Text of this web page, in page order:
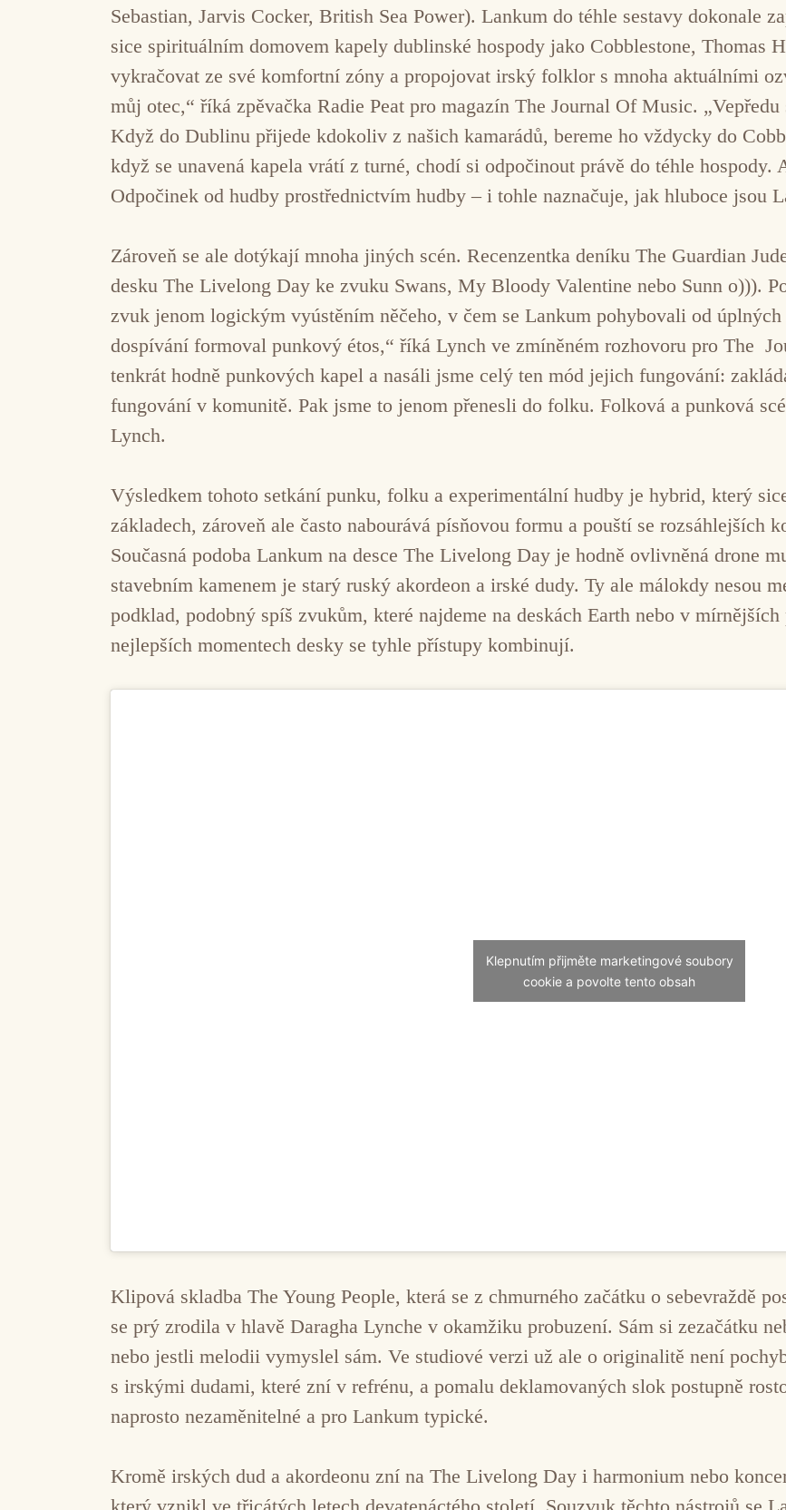
Sebastian, Jarvis Cocker, British Sea Power). Lankum do téhle sestavy dokonale
sice spirituálním domovem kapely dublinské hospody jako Cobblestone, Thomas
vykračovat ze své komfortní zóny a propojovat irský folklor s mnoha aktuálními
můj otec,“ říká zpěvačka Radie Peat pro magazín The Journal Of Music.
Když do Dublinu přijede kdokoliv z našich kamarádů, bereme ho vždycky do
když se unavená kapela vrátí z turné, chodí si odpočinout právě do téhle
Odpočinek od hudby prostřednictvím hudby – i tohle naznačuje, jak hluboce jsou
Zároveň se ale dotýkají mnoha jiných scén. Recenzentka deníku The Guardian
desku The Livelong Day ke zvuku Swans, My Bloody Valentine nebo Sunn o))).
zvuk jenom logickým vyústěním něčeho, v čem se Lankum pohybovali od
dospívání formoval punkový étos,“ říká Lynch ve zmíněném rozhovoru pro The
tenkrát hodně punkových kapel a nasáli jsme celý ten mód jejich fungování:
fungování v komunitě. Pak jsme to jenom přenesli do folku. Folková a punková
Lynch.
Výsledkem tohoto setkání punku, folku a experimentální hudby je hybrid, který
základech, zároveň ale často nabourává písňovou formu a pouští se rozsáhlejších
Současná podoba Lankum na desce The Livelong Day je hodně ovlivněná drone
stavebním kamenem je starý ruský akordeon a irské dudy. Ty ale málokdy nesou
podklad, podobný spíš zvukům, které najdeme na deskách Earth nebo v
nejlepších momentech desky se tyhle přístupy kombinují.
Klepnutím přijměte marketingové soubory
cookie a povolte tento obsah
Klipová skladba The Young People, která se z chmurného začátku o sebevraždě
se prý zrodila v hlavě Daragha Lynche v okamžiku probuzení. Sám si zezačátku
nebo jestli melodii vymyslel sám. Ve studiové verzi už ale o originalitě není
s irskými dudami, které zní v refrénu, a pomalu deklamovaných slok postupně
naprosto nezaměnitelné a pro Lankum typické.
Kromě irských dud a akordeonu zní na The Livelong Day i harmonium nebo